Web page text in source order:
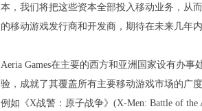
本，我们将把这些资本全部投入移动业务，从
的移动游戏发行商和开发商，期待在未来几年
Aeria Games在主要的西方和亚洲国家设有办
验，成就了其覆盖所有主要移动游戏市场的广
例如《X战警：原子战争》(X-Men: Battle of